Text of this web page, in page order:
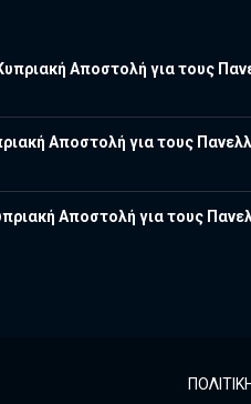
Αποστολή για τους
Αποστολή για τους
Αποστολή για τους